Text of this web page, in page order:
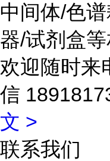
中间体/色
器/试剂盒
欢迎随时来
信
文 >
联系我们